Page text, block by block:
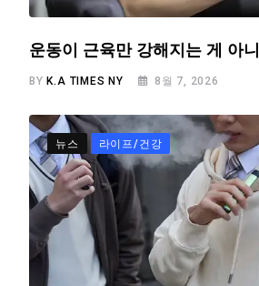
운동이 근육만 강해지는 게 아
BY K.A TIMES NY 8월 7, 2026
뉴스 라이프/건강